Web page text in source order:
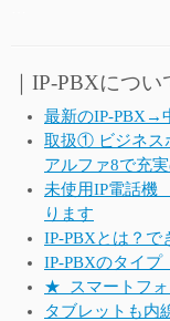
｜IP-PBXにつ
最新のIP-PBX→
取扱① ビジネス
アルファ8で充
未使用IP電話
ります
IP-PBXとは？で
IP-PBXのタイ
★_スマートフ
タブレットも内